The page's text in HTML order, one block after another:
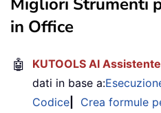
in Office
🤖 KUTOOLS AI Assistente
dati in base a:
Codice
Crea formule